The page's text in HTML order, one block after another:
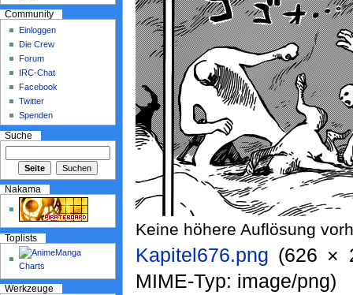
Keine höhere Auflösung
Kapitel676.png
(626 ×
MIME-Typ: image/png)
Community
Einloggen
Die Crew
Forum
IRC-Chat
Facebook
Twitter
Spenden
Suche
Nakama
Toplists
Werkzeuge